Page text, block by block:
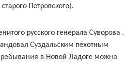
старого Петровского).
русского генерала Суворова .
Суздальским пехотным
в Новой Ладоге можно